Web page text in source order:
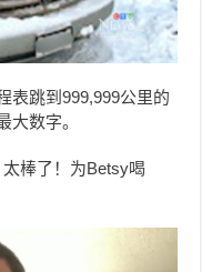
表跳到999,999公里的
数字。
太棒了！为Betsy喝